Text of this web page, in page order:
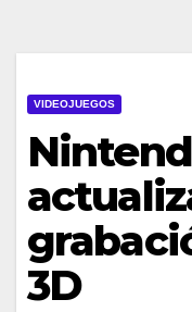
VIDEOJUEGOS
3D